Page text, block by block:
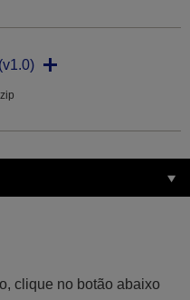
clique no botão abaixo